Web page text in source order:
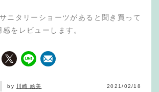
ニタリーショーツがあると聞き買って
をレビューします。
by 川崎 絵美 2021/02/18